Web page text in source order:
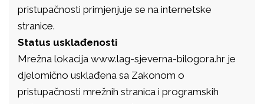
pristupačnosti primjenjuje se na internetske
stranice.
Status usklađenosti
Mrežna lokacija www.lag-sjeverna-bilogora.hr je
djelomično usklađena sa Zakonom o
pristupačnosti mrežnih stranica i programskih